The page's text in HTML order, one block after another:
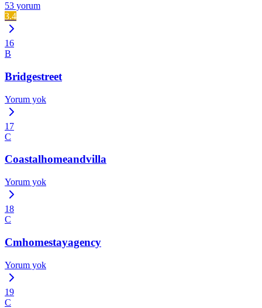
53 yorum
3.4
16
B
Bridgestreet
Yorum yok
17
C
Coastalhomeandvilla
Yorum yok
18
C
Cmhomestayagency
Yorum yok
19
C